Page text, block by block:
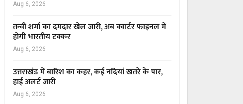
Aug 6, 2026
तन्वी शर्मा का दमदार खेल जारी, अब क्वार्टर फाइनल में
होगी भारतीय टक्कर
Aug 6, 2026
उत्तराखंड में बारिश का कहर, कई नदियां खतरे के पार,
हाई अलर्ट जारी
Aug 6, 2026